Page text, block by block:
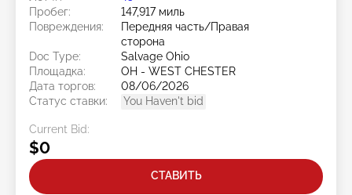
Пробег:
147,917 миль
Повреждения:
Передняя часть/Правая
сторона
Doc Type:
Salvage Ohio
Площадка:
OH - WEST CHESTER
Дата торгов:
08/06/2026
Статус ставки:
You Haven't bid
Current Bid:
$0
СТАВИТЬ